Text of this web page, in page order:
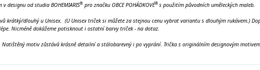
designu od studia BOHEMIARIS® pro značku OBCE POHÁDKOVÉ®s použitím původních uměleckých maleb.
krátký/dlouhý u Unisex. (U Unisex triček si můžete za stejnou cenu vybrat variantu s dlouhým rukávem.)
Nicméně dokážeme potisknout i ostatní barvy triček - na dotaz.
Natištěný motiv zůstává krásně detailní a stálobarevný i po vyprání. Trička s originálním designovým